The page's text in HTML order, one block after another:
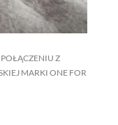
Z
MARKI ONE FOR